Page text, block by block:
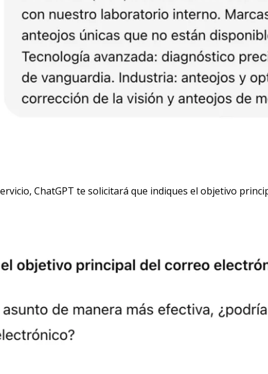
ChatGPT te solicitará que indiques el objetivo